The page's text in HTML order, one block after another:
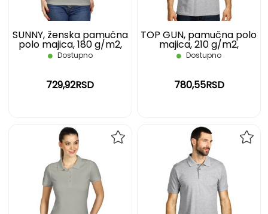
SUNNY, ženska pamučna
polo majica, 180 g/m2,
siva, M
Dostupno
729,92RSD
TOP GUN, pamučna polo
majica, 210 g/m2,
pepeljasta, M
Dostupno
780,55RSD